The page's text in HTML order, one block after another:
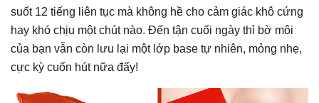
suốt 12 tiếng liên tục mà không hề cho cảm giác khô cứng
hay khó chịu một chút nào. Đến tận cuối ngày thì bờ môi
của bạn vẫn còn lưu lại một lớp base tự nhiên, mỏng nhẹ,
cực kỳ cuốn hút nữa đấy!